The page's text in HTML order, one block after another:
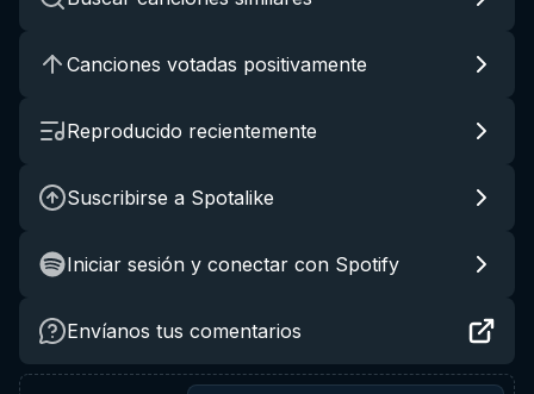
Canciones votadas positivamente
Reproducido recientemente
Suscribirse a Spotalike
Iniciar sesión y conectar con Spotify
Envíanos tus comentarios